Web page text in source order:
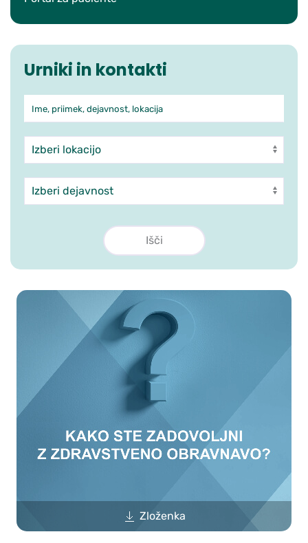
Urniki in kontakti
Iskanje po ambulantah in
Ime, priimek, dejavnost, lokacija
Enota
Dejavnost
Zloženka